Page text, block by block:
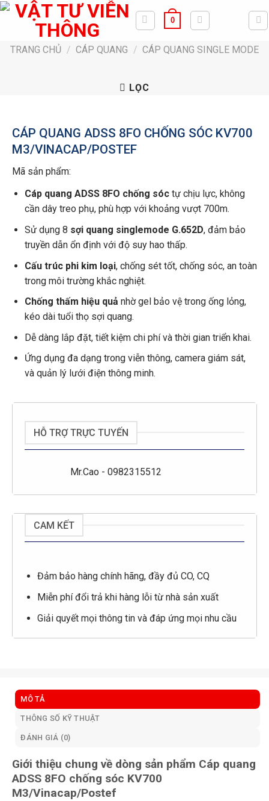
Bỏ
dung
0
TRANG CHỦ / CÁP QUANG / CÁP QUANG SINGLE MODE
LỌC
CÁP QUANG ADSS 8FO CHỐNG SÓC KV700
M3/VINACAP/POSTEF
Mã sản phẩm:
Cáp quang ADSS 8FO chống sóctự chịu lực, không
cần dây treo phụ, phù hợp với khoảng vượt 700m.
Sử dụng 8 sợi quang singlemode G.652D, đảm bảo
truyền dẫn ổn định với độ suy hao thấp.
Cấu trúc phi kim loại, chống sét tốt, chống sóc, an toàn
trong môi trường khắc nghiệt.
Chống thấm hiệu quả nhờ gel bảo vệ trong ống lỏng,
kéo dài tuổi thọ sợi quang.
Dễ dàng lắp đặt, tiết kiệm chi phí và thời gian triển khai.
Ứng dụng đa dạng trong viễn thông, camera giám sát,
và quản lý lưới điện thông minh.
HỖ TRỢ TRỰC TUYẾN
Mr.Cao - 0982315512
CAM KẾT
Đảm bảo hàng chính hãng, đầy đủ CO, CQ
Miễn phí đổi trả khi hàng lỗi từ nhà sản xuất
Giải quyết mọi thông tin và đáp ứng mọi nhu cầu
MÔ TẢ
THÔNG SỐ KỸ THUẬT
ĐÁNH GIÁ (0)
Giới thiệu chung về dòng sản phẩm Cáp quang
ADSS 8FO chống sóc KV700
M3/Vinacap/Postef